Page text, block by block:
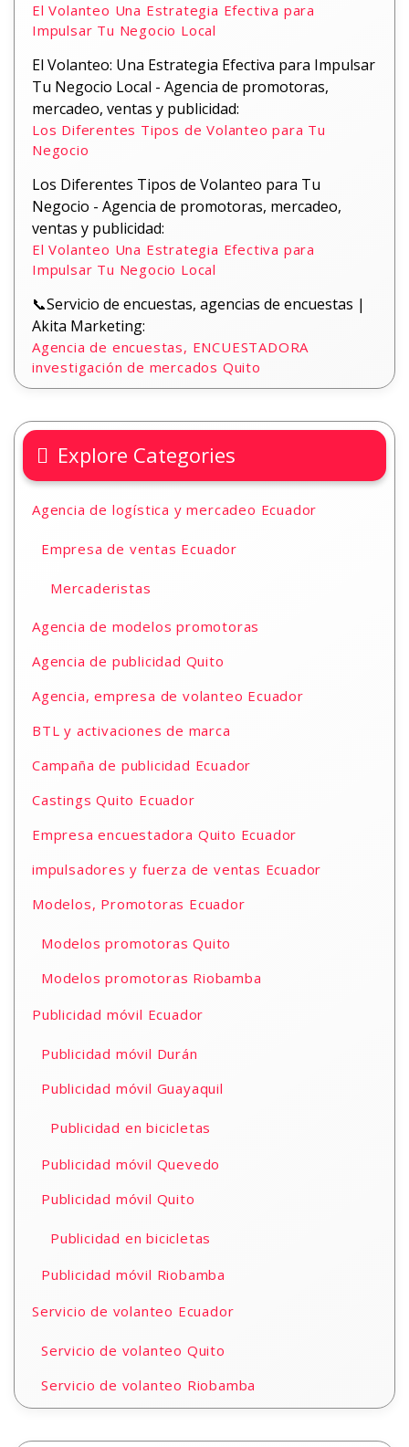
El Volanteo Una Estrategia Efectiva para
Impulsar Tu Negocio Local
El Volanteo: Una Estrategia Efectiva para Impulsar
Tu Negocio Local - Agencia de promotoras,
mercadeo, ventas y publicidad:
Los Diferentes Tipos de Volanteo para Tu
Negocio
Los Diferentes Tipos de Volanteo para Tu
Negocio - Agencia de promotoras, mercadeo,
ventas y publicidad:
El Volanteo Una Estrategia Efectiva para
Impulsar Tu Negocio Local
📞Servicio de encuestas, agencias de encuestas |
Akita Marketing:
Agencia de encuestas, ENCUESTADORA
investigación de mercados Quito
Explore Categories
Agencia de logística y mercadeo Ecuador
Empresa de ventas Ecuador
Mercaderistas
Agencia de modelos promotoras
Agencia de publicidad Quito
Agencia, empresa de volanteo Ecuador
BTL y activaciones de marca
Campaña de publicidad Ecuador
Castings Quito Ecuador
Empresa encuestadora Quito Ecuador
impulsadores y fuerza de ventas Ecuador
Modelos, Promotoras Ecuador
Modelos promotoras Quito
Modelos promotoras Riobamba
Publicidad móvil Ecuador
Publicidad móvil Durán
Publicidad móvil Guayaquil
Publicidad en bicicletas
Publicidad móvil Quevedo
Publicidad móvil Quito
Publicidad en bicicletas
Publicidad móvil Riobamba
Servicio de volanteo Ecuador
Servicio de volanteo Quito
Servicio de volanteo Riobamba